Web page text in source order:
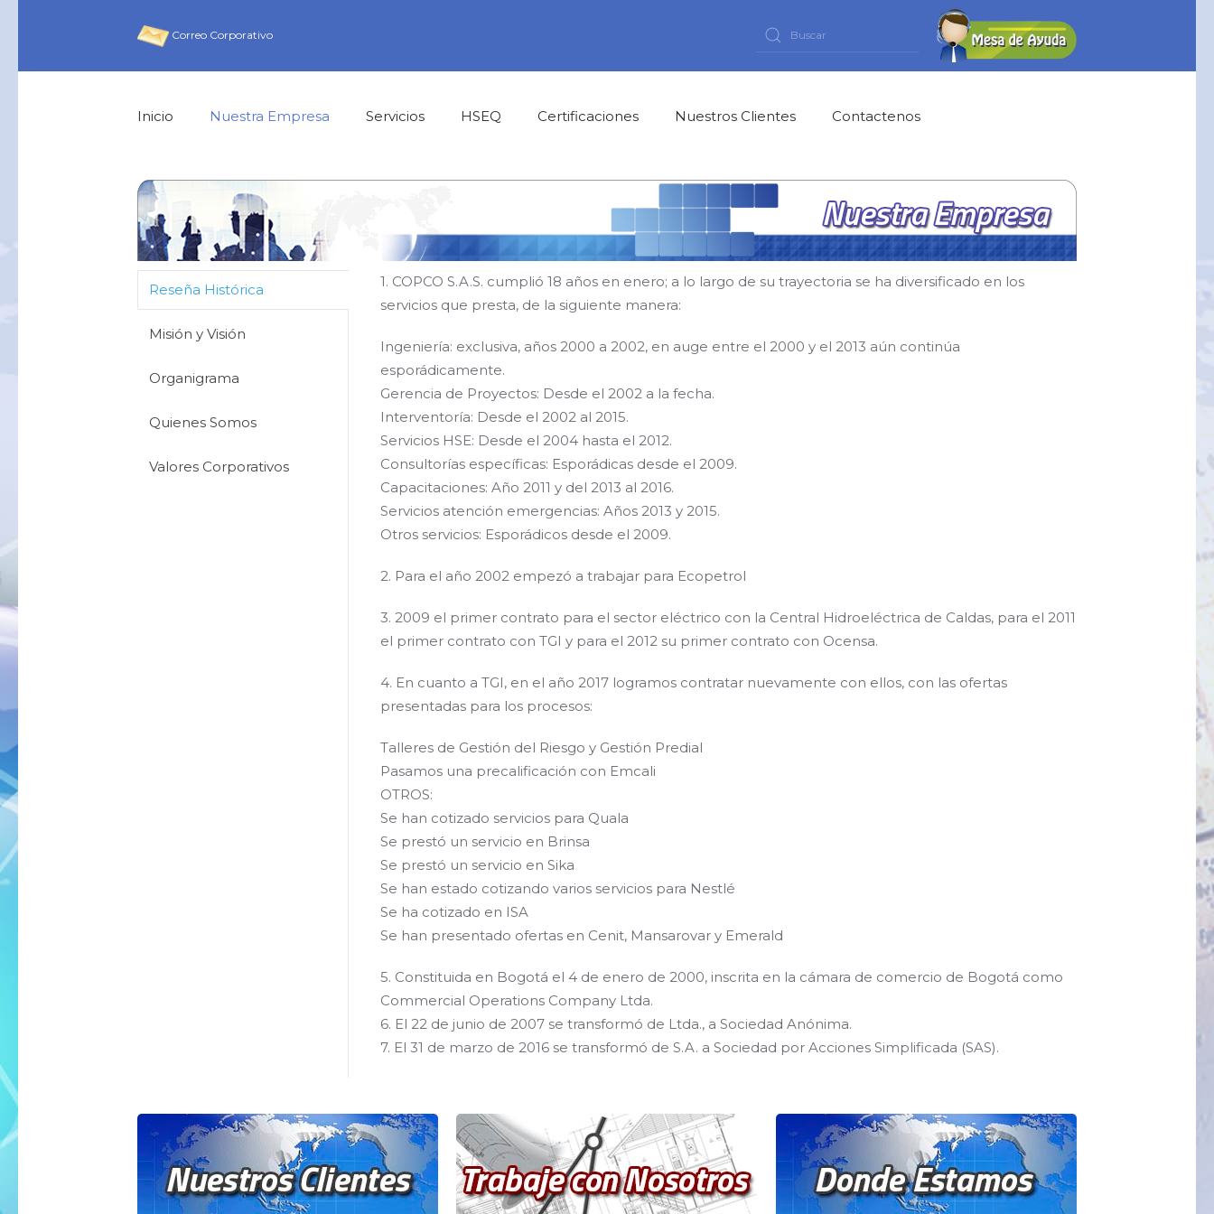
Correo Corporativo
Inicio Nuestra Empresa Servicios HSEQ Certificaciones Nuestros Clientes Contactenos
Reseña Histórica
Misión y Visión
Organigrama
Quienes Somos
Valores Corporativos
1. COPCO S.A.S. cumplió 18 años en enero; a lo largo de su trayectoria se ha diversificado en los
servicios que presta, de la siguiente manera:
Ingeniería: exclusiva, años 2000 a 2002, en auge entre el 2000 y el 2013 aún continúa
esporádicamente.
Gerencia de Proyectos: Desde el 2002 a la fecha.
Interventoría: Desde el 2002 al 2015.
Servicios HSE: Desde el 2004 hasta el 2012.
Consultorías específicas: Esporádicas desde el 2009.
Capacitaciones: Año 2011 y del 2013 al 2016.
Servicios atención emergencias: Años 2013 y 2015.
Otros servicios: Esporádicos desde el 2009.
2. Para el año 2002 empezó a trabajar para Ecopetrol
3. 2009 el primer contrato para el sector eléctrico con la Central Hidroeléctrica de Caldas, para el 2011
el primer contrato con TGI y para el 2012 su primer contrato con Ocensa.
4. En cuanto a TGI, en el año 2017 logramos contratar nuevamente con ellos, con las ofertas
presentadas para los procesos:
Talleres de Gestión del Riesgo y Gestión Predial
Pasamos una precalificación con Emcali
OTROS:
Se han cotizado servicios para Quala
Se prestó un servicio en Brinsa
Se prestó un servicio en Sika
Se han estado cotizando varios servicios para Nestlé
Se ha cotizado en ISA
Se han presentado ofertas en Cenit, Mansarovar y Emerald
5. Constituida en Bogotá el 4 de enero de 2000, inscrita en la cámara de comercio de Bogotá como
Commercial Operations Company Ltda.
6. El 22 de junio de 2007 se transformó de Ltda., a Sociedad Anónima.
7. El 31 de marzo de 2016 se transformó de S.A. a Sociedad por Acciones Simplificada (SAS).